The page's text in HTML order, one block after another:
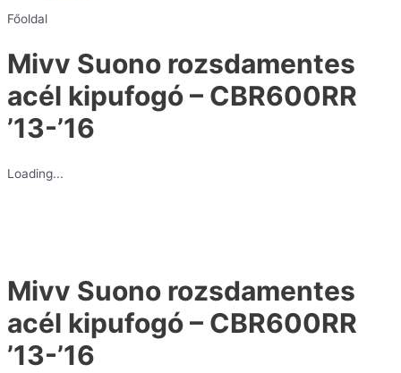
Főoldal
Mivv Suono rozsdamentes
acél kipufogó – CBR600RR
’13-’16
Loading...
Mivv Suono rozsdamentes
acél kipufogó – CBR600RR
’13-’16